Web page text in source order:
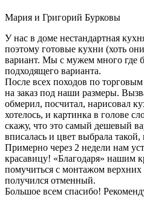
Мария и Григорий Бурковы
У нас в доме нестандартная
поэтому готовые кухни (хоть
вариант. Мы с мужем много где
подходящего варианта.
После всех походов по
на заказ под наши размеры.
обмерил, посчитал, нарисовал
хотелось, и картинка в голове
скажу, что это самый дешевый
вписалась и цвет выбрала такой,
Примерно через 2 недели нам
красавицу! «Благодаря» нашим
помучиться с монтажом верхних
получился отменный.
Большое всем спасибо!